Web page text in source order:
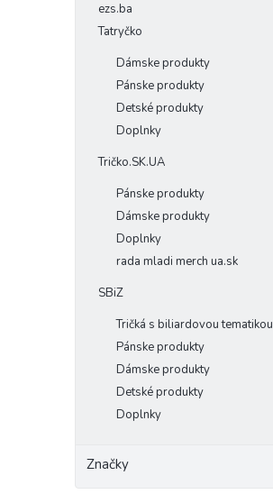
ezs.ba
Tatryčko
Dámske produkty
Pánske produkty
Detské produkty
Doplnky
Tričko.SK.UA
Pánske produkty
Dámske produkty
Doplnky
rada mladi merch ua.sk
SBiZ
Tričká s biliardovou tematikou
Pánske produkty
Dámske produkty
Detské produkty
Doplnky
Značky